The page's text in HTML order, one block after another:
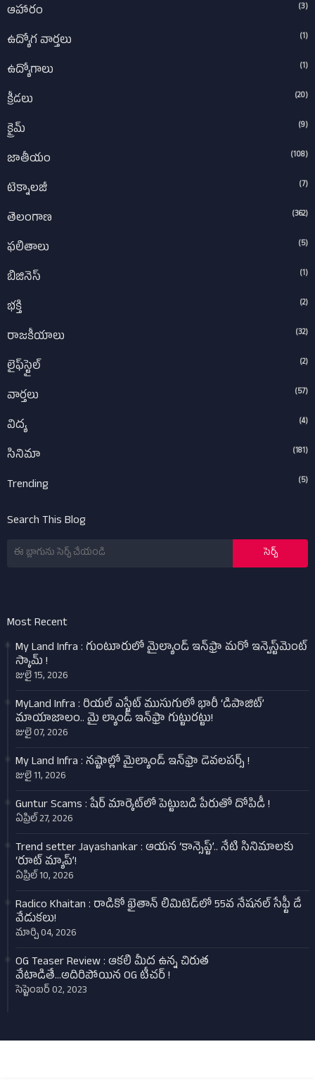
ఆహారం (3)
ఉద్యోగ వార్తలు (1)
ఉద్యోగాలు (1)
క్రీడలు (20)
క్రైమ్ (9)
జాతీయం (108)
టెక్నాలజీ (7)
తెలంగాణ (362)
ఫలితాలు (5)
బిజినెస్ (1)
భక్తి (2)
రాజకీయాలు (32)
లైఫ్‌స్టైల్‌ (2)
వార్తలు (57)
విద్య (4)
సినిమా (181)
Trending (5)
Search This Blog
Most Recent
My Land Infra : గుంటూరులో మైల్యాండ్ ఇన్‌ఫ్రా మరో ఇన్వెస్ట్‌మెంట్
స్కామ్ !
జులై 15, 2026
MyLand Infra : రియల్ ఎస్టేట్ ముసుగులో భారీ ‘డిపాజిట్’
మాయాజాలం.. మై ల్యాండ్ ఇన్‌ఫ్రా గుట్టురట్టు!
జులై 07, 2026
My Land Infra : నష్టాల్లో మైల్యాండ్ ఇన్‌ఫ్రా డెవలపర్స్ !
జులై 11, 2026
Guntur Scams : షేర్ మార్కెట్‌లో పెట్టుబడి పేరుతో దోపిడీ !
ఏప్రిల్ 27, 2026
Trend setter Jayashankar : ఆయన ‘కాన్సెప్ట్’.. నేటి సినిమాలకు
‘రూట్ మ్యాప్’!
ఏప్రిల్ 10, 2026
Radico Khaitan : రాడికో ఖైతాన్ లిమిటెడ్‌లో 55వ నేషనల్ సేఫ్టీ డే
వేడుకలు!
మార్చి 04, 2026
OG Teaser Review : ఆకలి మీద ఉన్న చిరుత
వేటాడితే...అదిరిపోయిన OG టీచర్‌ !
సెప్టెంబర్ 02, 2023